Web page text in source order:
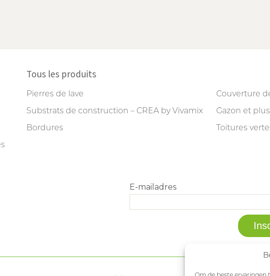
Tous les produits
Pierres de lave
Substrats de construction – CREA by Vivamix
Bordures
Couverture
Gazon et plus
Toitures